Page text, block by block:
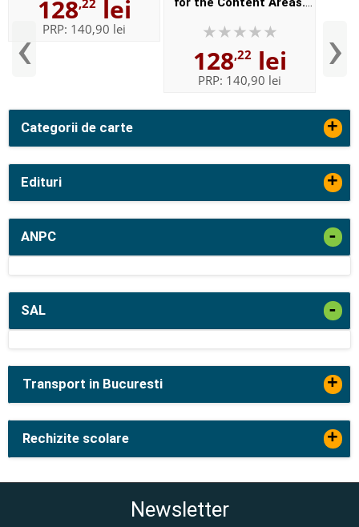
Categorii de carte +
Edituri +
ANPC -
SAL -
‹
Ideals and Practices
128 lei
PRP: 140,90 lei
Studies. People and
Places
128,22lei
PRP: 140,90 lei ›
Transport in Bucuresti +
Rechizite scolare +
Newsletter